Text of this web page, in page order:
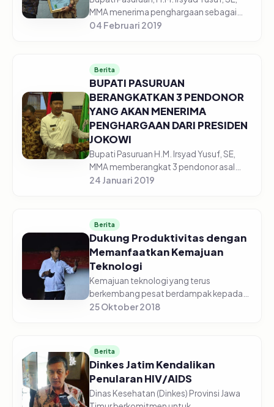
MMA menerima penghargaan sebagai
Peringkat IV Pembina Keselamatan dan
04 Februari 2019
Berita
BUPATI PASURUAN
BERANGKATKAN 3 PENDONOR
YANG AKAN MENERIMA
PENGHARGAAN DARI PRESIDEN
JOKOWI
Bupati Pasuruan H.M. Irsyad Yusuf, SE,
MMA memberangkat 3 pendonor asal
Kabupaten Pasuruan yang akan
Satyalencana terseb...
24 Januari 2019
Berita
Dukung Produktivitas dengan
Memanfaatkan Kemajuan
Teknologi
Kemajuan teknologi yang terus
berkembang pesat berdampak kepada
perubahan cara hidup biasanya dilakoni.
25 Oktober 2018
Berita
Dinkes Jatim Kendalikan
Penularan HIV/AIDS
Dinas Kesehatan (Dinkes) Provinsi Jawa